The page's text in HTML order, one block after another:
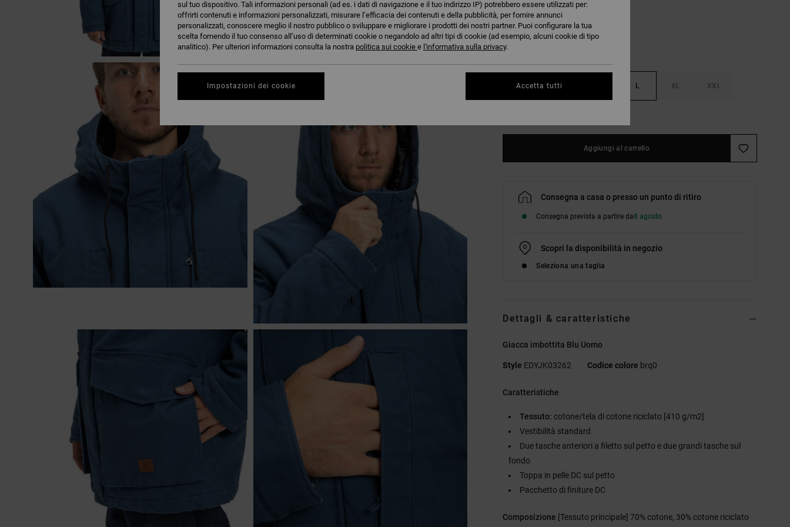
XS S L XL XXL
Aggiungi al carrello
Consegna a casa o presso un punto di ritiro
Consegna prevista a partire da8 agosto
Scopri la disponibilità in negozio
Seleziona una taglia
Dettagli & caratteristiche
Giacca imbottita Blu Uomo
Style EDYJK03262 Codice colore brq0
Caratteristiche
Tessuto: cotone/tela di cotone riciclato [410 g/m2]
Vestibilità standard
Due tasche anteriori a filetto sul petto e due grandi tasche sul
fondo
Toppa in pelle DC sul petto
Pacchetto di finiture DC
Composizione [Tessuto principale] 70% cotone, 30% cotone riciclato
sul tuo dispositivo. Tali informazioni personali (ad es. i dati di navigazione e il tuo indirizzo IP) potrebbero essere utilizzati per:
offrirti contenuti e informazioni personalizzati, misurare l’efficacia dei contenuti e della pubblicità, per fornire annunci
personalizzati, conoscere meglio il nostro pubblico o sviluppare e migliorare i prodotti dei nostri partner. Puoi configurare la tua
scelta fornendo il tuo consenso all’uso di determinati cookie o negandolo ad altri tipi di cookie (ad esempio, alcuni cookie di tipo
analitico). Per ulteriori informazioni consulta la nostra politica sui cookie e l'informativa sulla privacy.
Impostazioni dei cookie Accetta tutti